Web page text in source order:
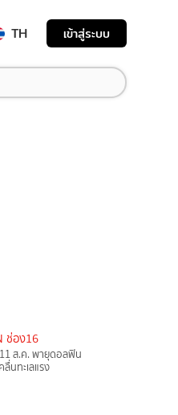
TH เข้าสู่ระบบ
ช่อง16
ส.ค. พายุดอลฟิน
นทะเลแรง